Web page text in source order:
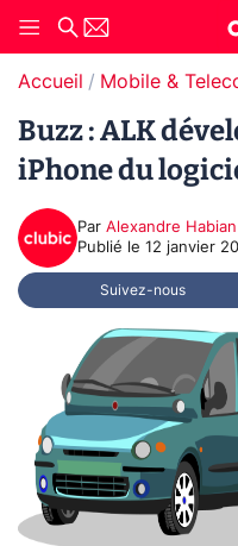
Accueil Mobile &
Buzz : ALK
iPhone du
Par Alexandre Habian
Publié le 12 janvier
Suivez-nous